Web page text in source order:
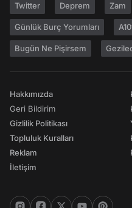
Twitter Deprem Zam
Günlük Burç Yorumları
Bugün Ne Pişirsem
Hakkımızda
Geri Bildirim
Gizlilik Politikası
Topluluk Kuralları
Reklam
İletişim